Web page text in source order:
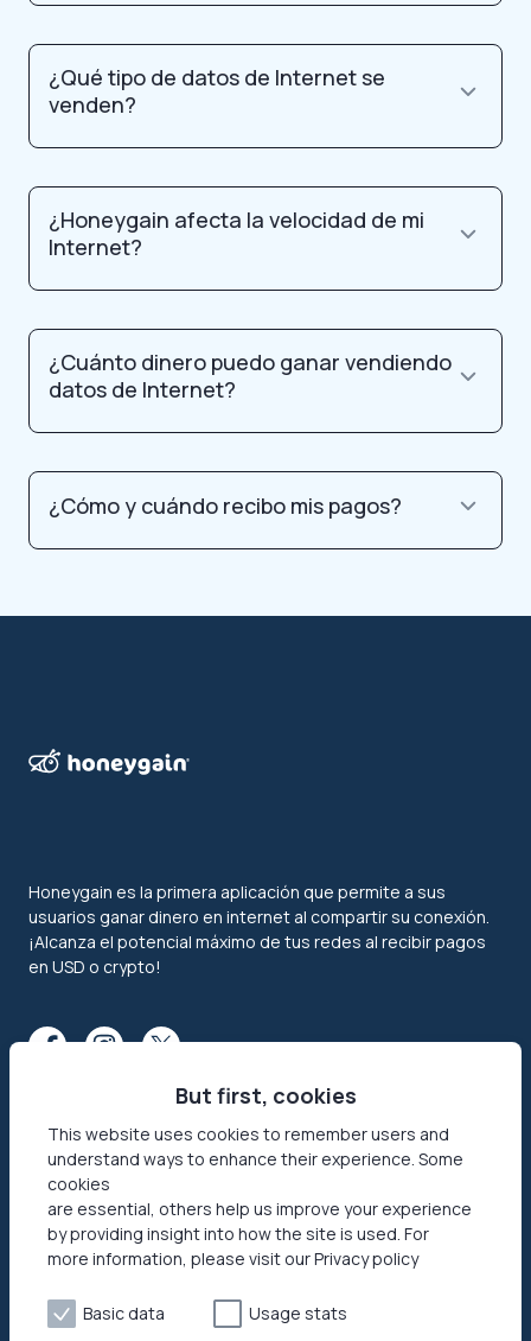
¿Qué tipo de datos de Internet se
venden?
¿Honeygain afecta la velocidad de mi
Internet?
¿Cuánto dinero puedo ganar vendiendo
datos de Internet?
¿Cómo y cuándo recibo mis pagos?
Honeygain es la primera aplicación que permite a sus
usuarios ganar dinero en internet al compartir su conexión.
¡Alcanza el potencial máximo de tus redes al recibir pagos
en USD o crypto!
Funciones
Compartir Internet
Aplicacione de Ingresos
El modo JumpTask
Contacto
Seguridad
Reseñas
But first, cookies
This website uses cookies to remember users and
understand ways to enhance their experience. Some
cookies
are essential, others help us improve your experience
by providing insight into how the site is used. For
more information, please visit our Privacy policy
Basic data Usage stats